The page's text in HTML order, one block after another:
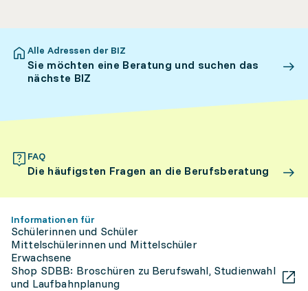
Alle Adressen der BIZ
Sie möchten eine Beratung und suchen das
nächste BIZ
FAQ
Die häufigsten Fragen an die Berufsberatung
Informationen für
Schülerinnen und Schüler
Mittelschülerinnen und Mittelschüler
Erwachsene
Shop SDBB: Broschüren zu Berufswahl, Studienwahl
und Laufbahnplanung